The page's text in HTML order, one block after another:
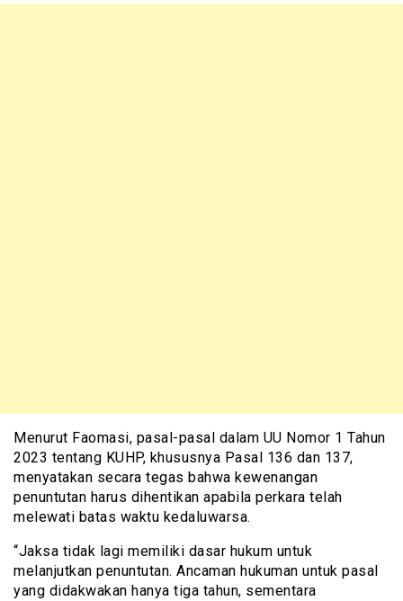
Menurut Faomasi, pasal-pasal dalam UU Nomor 1 Tahun
2023 tentang KUHP, khususnya Pasal 136 dan 137,
menyatakan secara tegas bahwa kewenangan
penuntutan harus dihentikan apabila perkara telah
melewati batas waktu kedaluwarsa.
“Jaksa tidak lagi memiliki dasar hukum untuk
melanjutkan penuntutan. Ancaman hukuman untuk pasal
yang didakwakan hanya tiga tahun, sementara